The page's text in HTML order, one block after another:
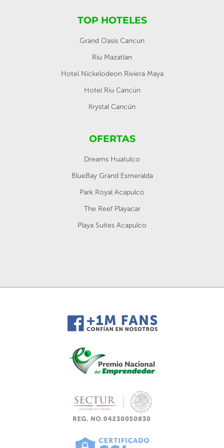
TOP HOTELES
Grand Oasis Cancun
Riu Mazatlan
Hotel Nickelodeon Riviera Maya
Hotel Riu Cancún
Krystal Cancún
OFERTAS
Dreams Huatulco
BlueBay Grand Esmeralda
Park Royal Acapulco
The Reef Playacar
Playa Suites Acapulco